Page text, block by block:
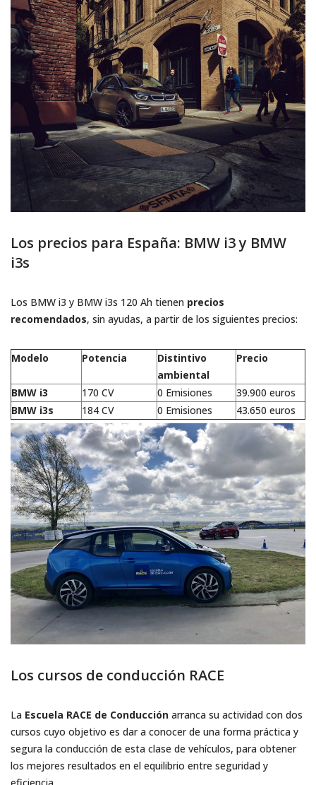
Los precios para España: BMW i3 y BMW
i3s
Los BMW i3 y BMW i3s 120 Ah tienen precios
recomendados, sin ayudas, a partir de los siguientes precios:
Modelo Potencia
Distintivo
ambiental
Precio
BMW i3 170 CV 0 Emisiones
39.900 euros
BMW i3s
184 CV 0 Emisiones 43.650 euros
Los cursos de conducción RACE
La Escuela RACE de Conducción arranca su actividad con dos
cursos cuyo objetivo es dar a conocer de una forma práctica y
segura la conducción de esta clase de vehículos, para obtener
los mejores resultados en el equilibrio entre seguridad y